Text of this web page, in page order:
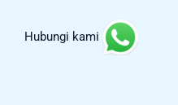
Hubungi kami